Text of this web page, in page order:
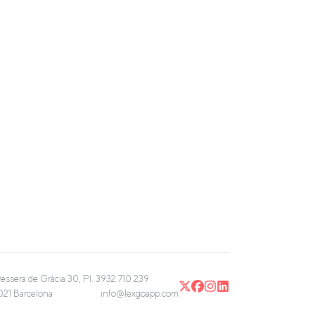
de Gràcia 30, Pl. 3
Barcelona
932 710 239
info@lexgoapp.com